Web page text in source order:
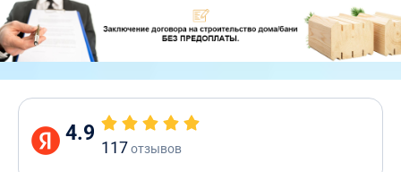
4.9
117отзывов